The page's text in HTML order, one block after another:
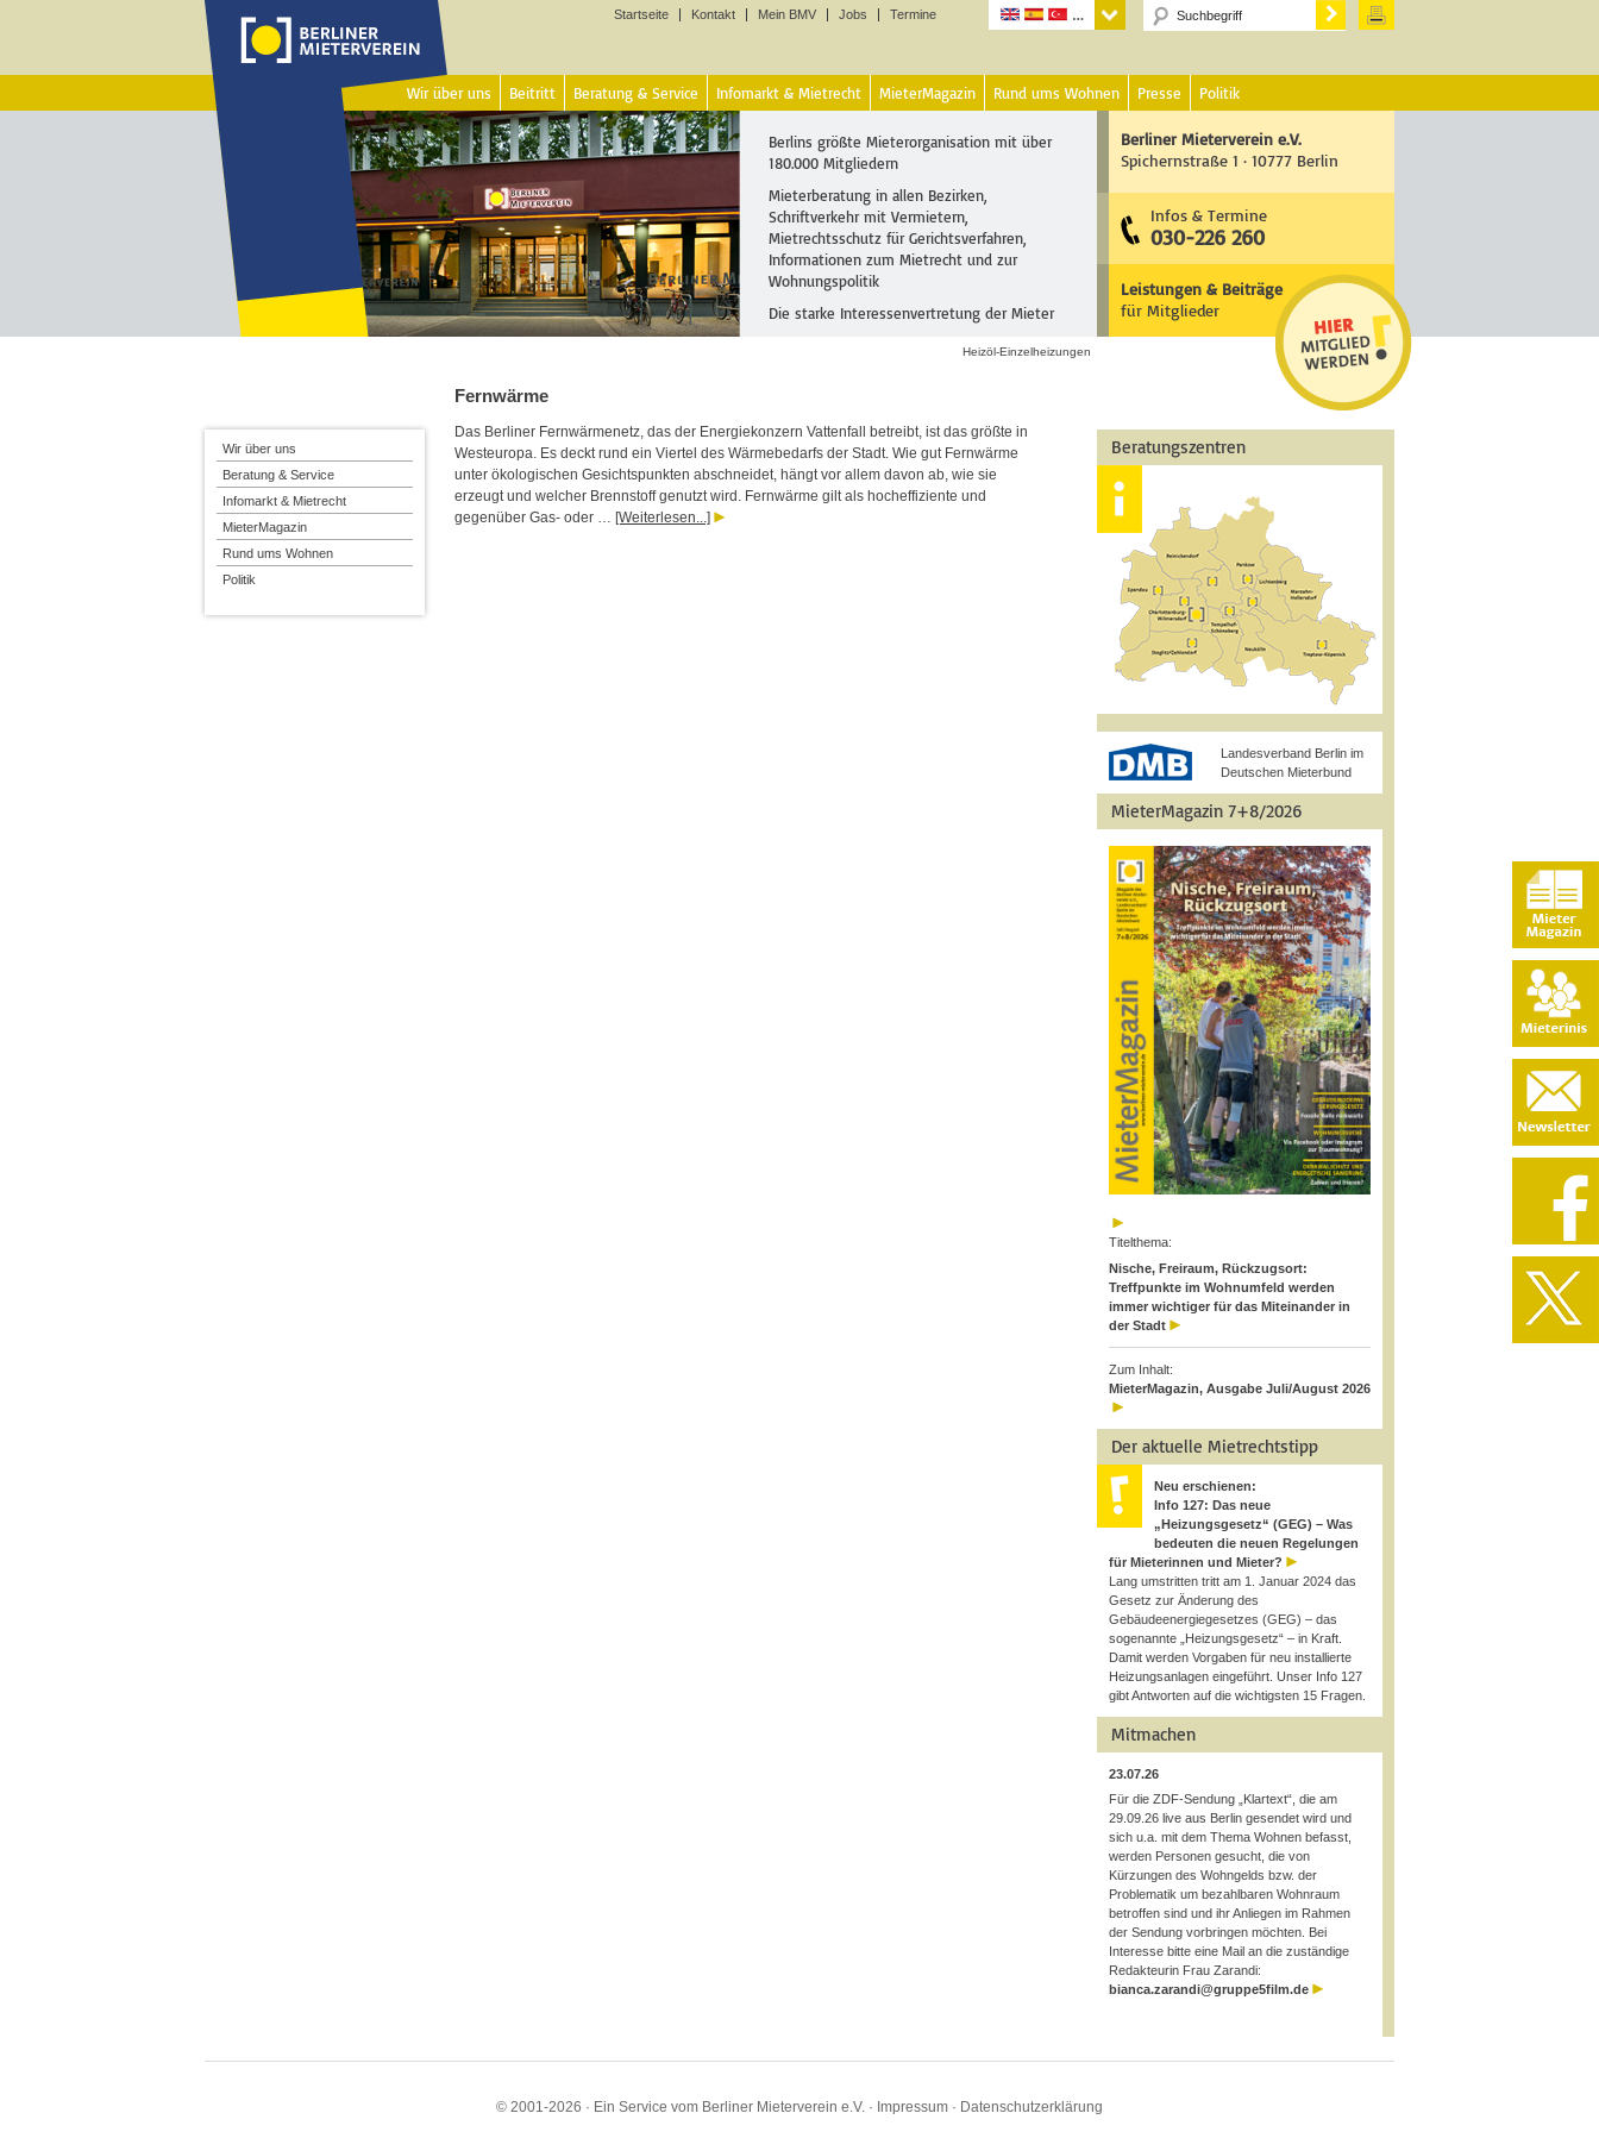
Startseite Kontakt Mein BMV Jobs Termine
Wir über uns Beitritt Beratung & Service Infomarkt & Mietrecht MieterMagazin Rund ums Wohnen Presse Politik
Berlins größte Mieterorganisation mit über
180.000 Mitgliedern
Mieterberatung in allen Bezirken,
Schriftverkehr mit Vermietern,
Mietrechtsschutz für Gerichtsverfahren,
Informationen zum Mietrecht und zur
Wohnungspolitik
Die starke Interessenvertretung der Mieter
Berliner Mieterverein e.V.
Spichernstraße 1 · 10777 Berlin
Infos & Termine
030-226 260
Leistungen & Beiträge
für Mitglieder
Heizöl-Einzelheizungen
Fernwärme
Das Berliner Fernwärmenetz, das der Energiekonzern Vattenfall betreibt, ist das größte in
Westeuropa. Es deckt rund ein Viertel des Wärmebedarfs der Stadt. Wie gut Fernwärme
unter ökologischen Gesichtspunkten abschneidet, hängt vor allem davon ab, wie sie
erzeugt und welcher Brennstoff genutzt wird. Fernwärme gilt als hocheffiziente und
gegenüber Gas- oder … [Weiterlesen...]
Beratungszentren
Landesverband Berlin im
Deutschen Mieterbund
MieterMagazin 7+8/2026
Titelthema:
Nische, Freiraum, Rückzugsort:
Treffpunkte im Wohnumfeld werden
immer wichtiger für das Miteinander in
der Stadt
Zum Inhalt:
MieterMagazin, Ausgabe Juli/August 2026
Der aktuelle Mietrechtstipp
Neu erschienen:
Info 127: Das neue
„Heizungsgesetz“ (GEG) – Was
bedeuten die neuen Regelungen
für Mieterinnen und Mieter?
Lang umstritten tritt am 1. Januar 2024 das
Gesetz zur Änderung des
Gebäudeenergiegesetzes (GEG) – das
sogenannte „Heizungsgesetz“ – in Kraft.
Damit werden Vorgaben für neu installierte
Heizungsanlagen eingeführt. Unser Info 127
gibt Antworten auf die wichtigsten 15 Fragen.
Mitmachen
23.07.26
Für die ZDF-Sendung „Klartext“, die am
29.09.26 live aus Berlin gesendet wird und
sich u.a. mit dem Thema Wohnen befasst,
werden Personen gesucht, die von
Kürzungen des Wohngelds bzw. der
Problematik um bezahlbaren Wohnraum
betroffen sind und ihr Anliegen im Rahmen
der Sendung vorbringen möchten. Bei
Interesse bitte eine Mail an die zuständige
Redakteurin Frau Zarandi:
bianca.zarandi@gruppe5film.de
Wir über uns
Beratung & Service
Infomarkt & Mietrecht
MieterMagazin
Rund ums Wohnen
Politik
© 2001-2026 · Ein Service vom Berliner Mieterverein e.V. · Impressum · Datenschutzerklärung